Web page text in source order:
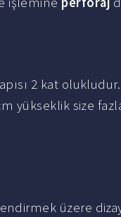
2 kat
yükseklik size
üzere